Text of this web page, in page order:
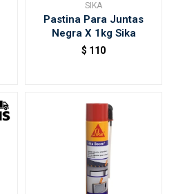
SIKA
Pastina Para Juntas
Negra X 1kg Sika
$ 110